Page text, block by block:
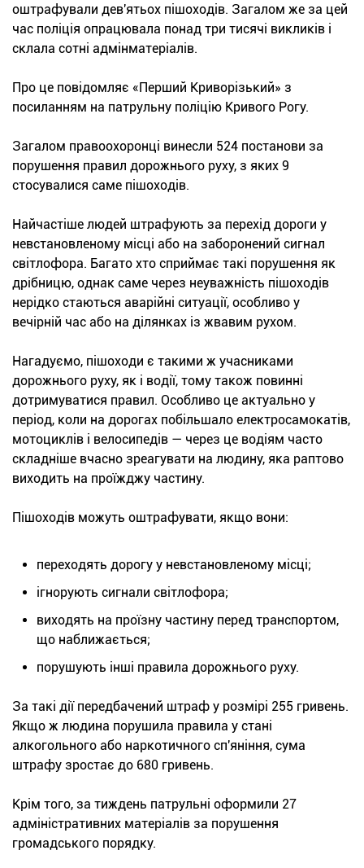
оштрафували дев'ятьох пішоходів. Загалом же за цей
час поліція опрацювала понад три тисячі викликів і
склала сотні адмінматеріалів.
Про це повідомляє «Перший Криворізький» з
посиланням на патрульну поліцію Кривого Рогу.
Загалом правоохоронці винесли 524 постанови за
порушення правил дорожнього руху, з яких 9
стосувалися саме пішоходів.
Найчастіше людей штрафують за перехід дороги у
невстановленому місці або на заборонений сигнал
світлофора. Багато хто сприймає такі порушення як
дрібницю, однак саме через неуважність пішоходів
нерідко стаються аварійні ситуації, особливо у
вечірній час або на ділянках із жвавим рухом.
Нагадуємо, пішоходи є такими ж учасниками
дорожнього руху, як і водії, тому також повинні
дотримуватися правил. Особливо це актуально у
період, коли на дорогах побільшало електросамокатів,
мотоциклів і велосипедів — через це водіям часто
складніше вчасно зреагувати на людину, яка раптово
виходить на проїжджу частину.
Пішоходів можуть оштрафувати, якщо вони:
переходять дорогу у невстановленому місці;
ігнорують сигнали світлофора;
виходять на проїзну частину перед транспортом,
що наближається;
порушують інші правила дорожнього руху.
За такі дії передбачений штраф у розмірі 255 гривень.
Якщо ж людина порушила правила у стані
алкогольного або наркотичного сп'яніння, сума
штрафу зростає до 680 гривень.
Крім того, за тиждень патрульні оформили 27
адміністративних матеріалів за порушення
громадського порядку.